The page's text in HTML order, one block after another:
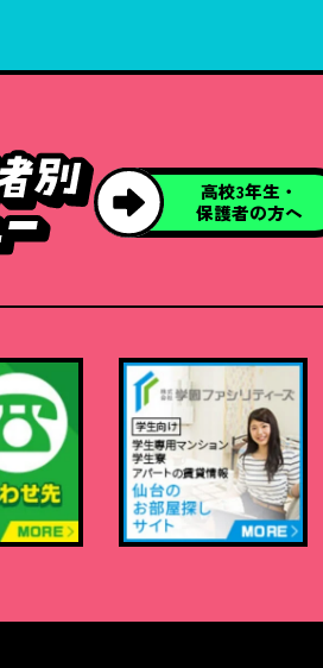
高校3年生・
保護者の方へ